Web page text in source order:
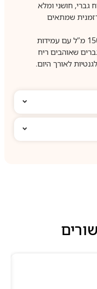
גברי, חושני ומלא
שמתאים
בושם Eau de Parfum בנפח 150 מ”ל עם עמידות
שאוהבים ריח
לאורך היום.